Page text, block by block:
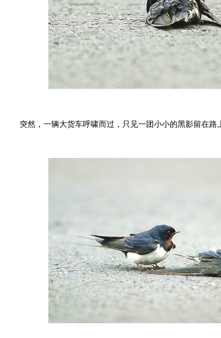
突然，一辆大货车呼啸而过，只见一团小小的黑影留在